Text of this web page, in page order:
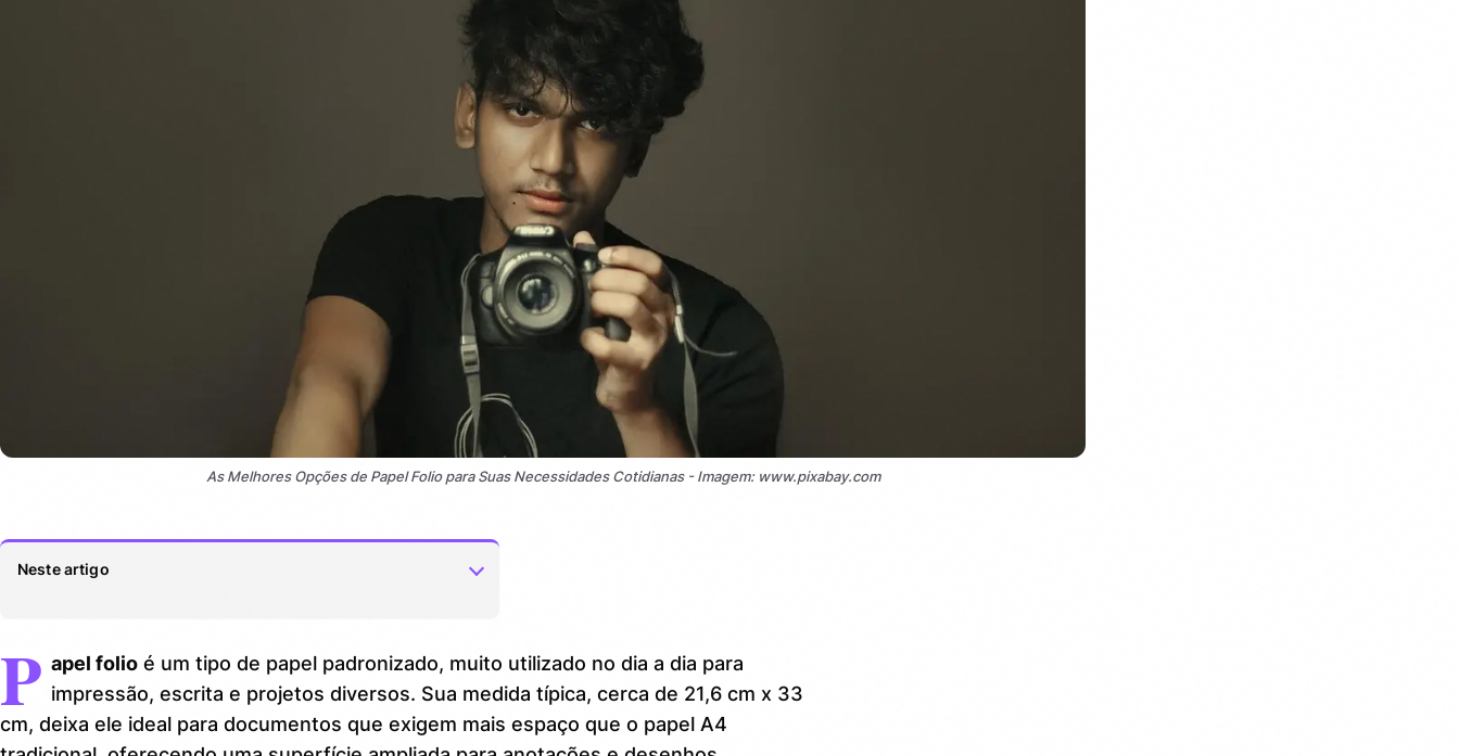
As Melhores Opções de Papel Folio para Suas Necessidades Cotidianas - Imagem: www.pixabay.com
Neste artigo
2. Como escolher o papel folio ideal para cada finalidade
2.1. Gramatura: a espessura que faz a diferença
P apel folioé um tipo de papel padronizado, muito utilizado no dia a dia para
impressão, escrita e projetos diversos. Sua medida típica, cerca de 21,6 cm x 33
cm, deixa ele ideal para documentos que exigem mais espaço que o papel A4